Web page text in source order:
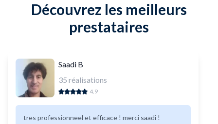
Découvrez les meilleurs
prestataires
Saadi B
35 réalisations
4.9
tres professionneel et efficace ! merci saadi !